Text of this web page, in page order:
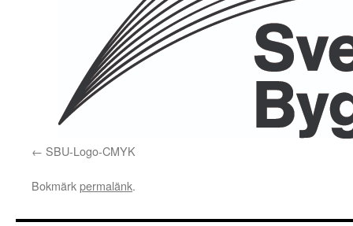
SBU-Logo-CMYK
Bokmärkpermalänk.